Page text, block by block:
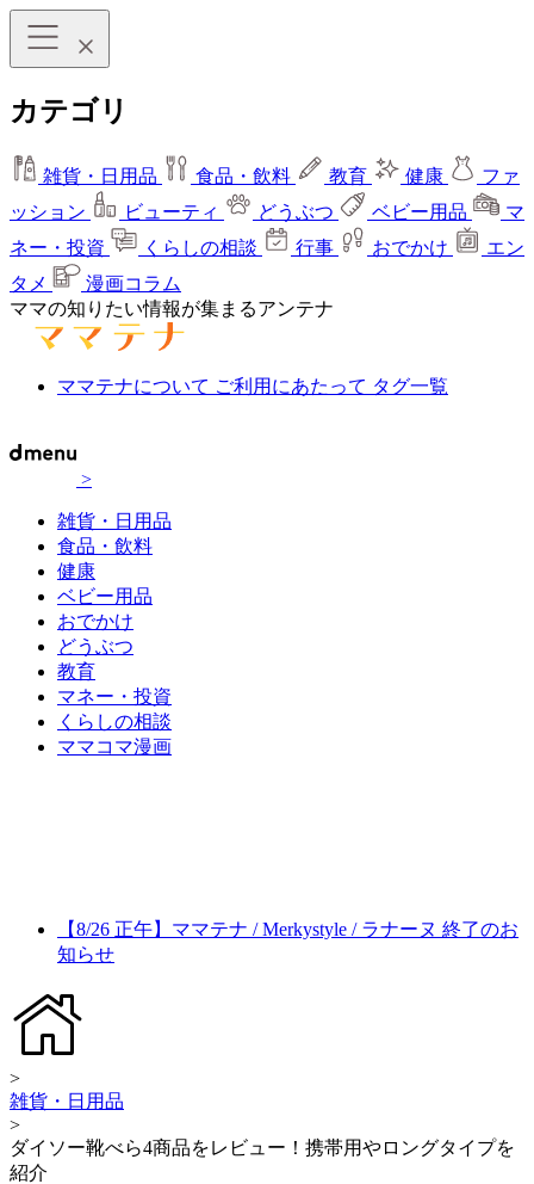
カテゴリ
雑貨・日用品 食品・飲料 教育 健康
ファ
ッション
ビューティ どうぶつ ベビー用品
マ
ネー・投資
くらしの相談 行事 おでかけ
エン
タメ
漫画コラム
ママの知りたい情報が集まるアンテナ
ママテナについて ご利用にあたって タグ一覧
>
雑貨・日用品
食品・飲料
健康
ベビー用品
おでかけ
どうぶつ
教育
マネー・投資
くらしの相談
ママコマ漫画
【8/26 正午】ママテナ / Merkystyle / ラナーヌ 終了のお
知らせ
>
雑貨・日用品
>
ダイソー靴べら4商品をレビュー！携帯用やロングタイプを
紹介